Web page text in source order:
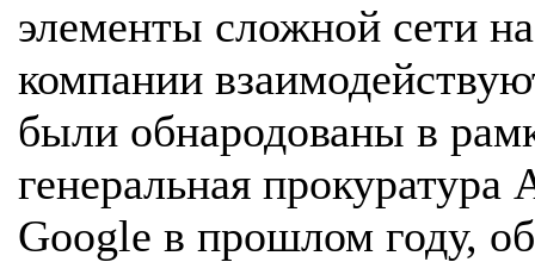
элементы сложной сети
компании
были обнародованы в
генеральная
Google в прошлом году,